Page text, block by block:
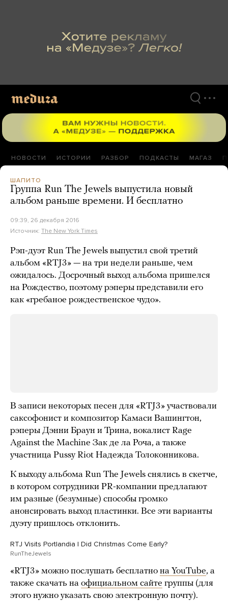
НОВОСТИ ИСТОРИИ РАЗБОР ПОДКАСТЫ МАГАЗ
ШАПИТО
Группа Run The Jewels выпустила новый
альбом раньше времени. И бесплатно
09:39, 26 декабря 2016
Источник: The New York Times
Рэп-дуэт Run The Jewels выпустил свой третий
альбом «RTJ3» — на три недели раньше, чем
ожидалось. Досрочный выход альбома пришелся
на Рождество, поэтому рэперы представили его
как «гребаное рождественское чудо».
В записи некоторых песен для «RTJ3» участвовали
саксофонист и композитор Камаси Вашингтон,
рэперы Дэнни Браун и Трина, вокалист Rage
Against the Machine Зак де ла Роча, а также
участница Pussy Riot Надежда Толоконникова.
К выходу альбома Run The Jewels снялись в скетче,
в котором сотрудники PR-компании предлагают
им разные (безумные) способы громко
анонсировать выход пластинки. Все эти варианты
дуэту пришлось отклонить.
RTJ Visits Portlandia | Did Christmas Come Early?
RunTheJewels
«RTJ3» можно послушать бесплатно на YouTube, а
также скачать на официальном сайте группы (для
этого нужно указать свою электронную почту).